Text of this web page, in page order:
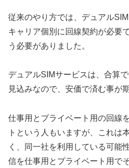
従来のやり方では、デュアル
キャリア個別に回線契約が必要
う必要がありました。
デュアルSIMサービスは、合算
見込みなので、安価で済む事が
仕事用とプライベート用の回線
トという人もいますが、これは
く、同一社を利用している可能
信を仕事用とプライベート用で